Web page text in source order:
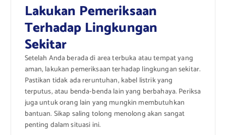
Lakukan Pemeriksaan
Terhadap Lingkungan
Sekitar
Setelah Anda berada di area terbuka atau tempat yang
aman, lakukan pemeriksaan terhadap lingkungan sekitar.
Pastikan tidak ada reruntuhan, kabel listrik yang
terputus, atau benda-benda lain yang berbahaya. Periksa
juga untuk orang lain yang mungkin membutuhkan
bantuan. Sikap saling tolong menolong akan sangat
penting dalam situasi ini.